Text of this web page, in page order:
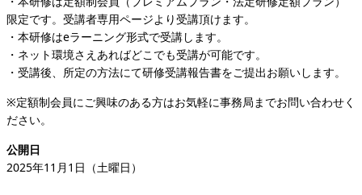
限定です。受講者専用ページより受講頂けます。
・本研修はeラーニング形式で受講します。
・ネット環境さえあればどこでも受講が可能です。
・受講後、所定の方法にて研修受講報告書をご提出お願いします。
※定額制会員にご興味のある方はお気軽に事務局までお問い合わせく
ださい。
公開日
2025年11月1日（土曜日）